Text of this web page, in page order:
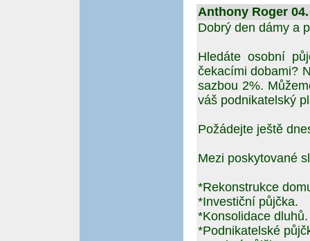
Anthony Roger
Dobrý den dámy a
Hledáte osobní
čekacími dobami?
sazbou 2%.
váš podnikatelský
Požádejte ještě
Mezi poskytované
*Rekonstrukce
*Investiční půjčka.
*Konsolidace dluhů.
*Podnikatelské